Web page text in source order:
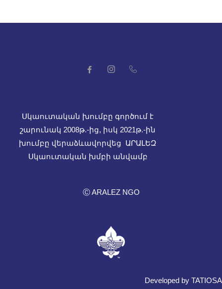
Սկաուտական խումբը գործում է
շարունակ 2008թ.-ից, իսկ 2021թ.-ին
խումբը վերաձևավորվեց ԱՐԱԼԵԶ
Սկաուտական խմբի անվամբ
Ⓒ ARALEZ NGO
Developed by TATIOSA